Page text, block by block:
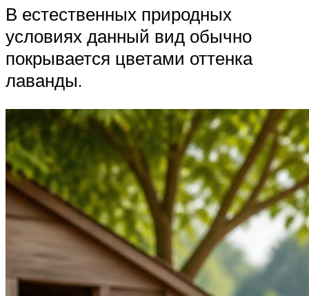
В естественных природных
условиях данный вид обычно
покрывается цветами оттенка
лаванды.